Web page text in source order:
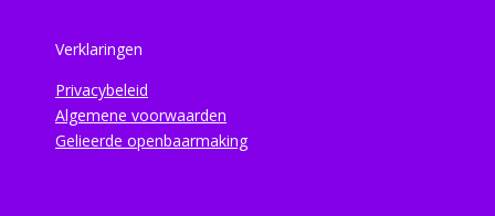
Verklaringen
Privacybeleid
Algemene voorwaarden
Gelieerde openbaarmaking